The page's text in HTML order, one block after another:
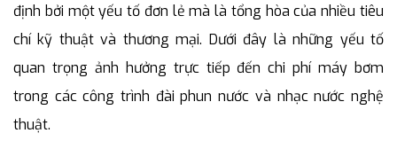
định bởi một yếu tố đơn lẻ mà là tổng hòa của nhiều tiêu
chí kỹ thuật và thương mại. Dưới đây là những yếu tố
quan trọng ảnh hưởng trực tiếp đến chi phí máy bơm
trong các công trình đài phun nước và nhạc nước nghệ
thuật.